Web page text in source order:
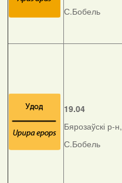
С.Бобель
19.04
Бярозаўскі р-н,
С.Бобель